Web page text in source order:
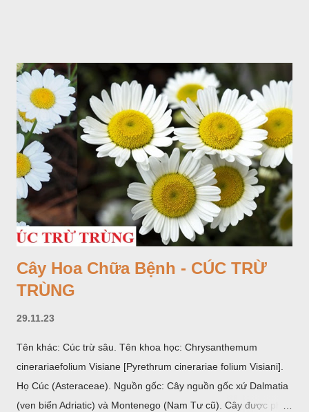
Cây Hoa Chữa Bệnh - CÚC TRỪ
TRÙNG
29.11.23
Tên khác: Cúc trừ sâu. Tên khoa học: Chrysanthemum
cinerariaefolium Visiane [Pyrethrum cinerariae folium Visiani].
Họ Cúc (Asteraceae). Nguồn gốc: Cây nguồn gốc xứ Dalmatia
(ven biển Adriatic) và Montenego (Nam Tư cũ). Cây được phân